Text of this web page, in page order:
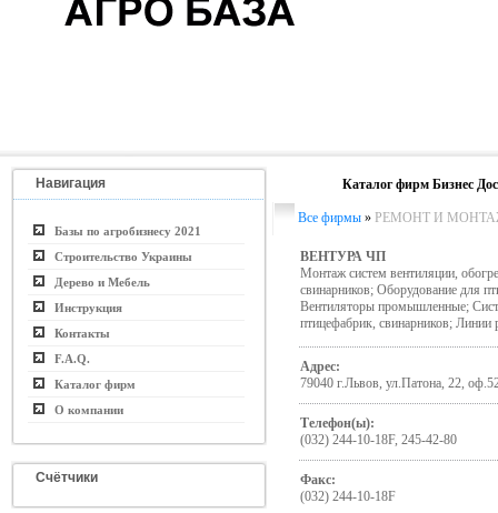
Навигация
Базы по агробизнесу 2021
Строительство Украины
Дерево и Мебель
Инструкция
Контакты
F.A.Q.
Каталог фирм
О компании
Счётчики
Каталог фирм Бизнес
Все фирмы » РЕМОНТ И
ВЕНТУРА ЧП
Монтаж систем вентиляции,
свинарников; Оборудование для
Вентиляторы промышленные;
птицефабрик, свинарников; Линии
Адрес:
79040 г.Львов, ул.Патона, 22,
Телефон(ы):
(032) 244-10-18F, 245-42-80
Факс:
(032) 244-10-18F